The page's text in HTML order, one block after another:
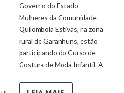
Governo do Estado
Mulheres da Comunidade
Quilombola Estivas, na zona
rural de Garanhuns, estão
participando do Curso de
Costura de Moda Infantil. A